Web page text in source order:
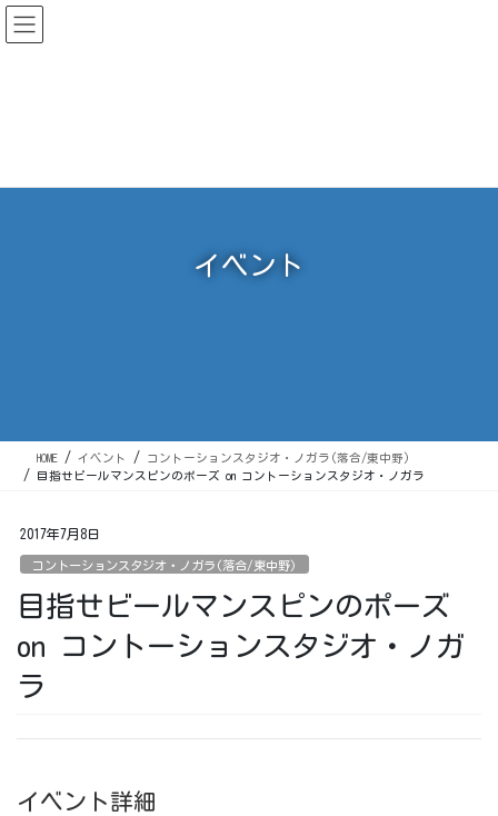
コ
ン
ナ
ビ
イベント
HOME イベント
コントーションスタジオ・ノガラ(落合/東中野)
目指せビールマンスピンのポーズ on コントーションスタジオ・ノガラ
2017年7月8日
コントーションスタジオ・ノガラ(落合/東中野)
目指せビールマンスピンのポーズ
on コントーションスタジオ・ノガ
ラ
イベント詳細